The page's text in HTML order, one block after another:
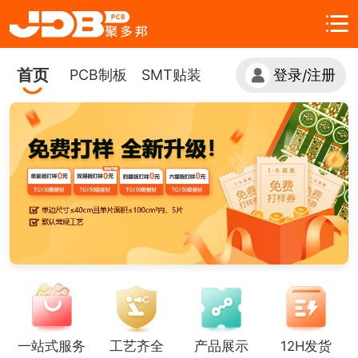
首页 PCB制板 SMT贴装 登录/注册
一站式服务 工艺齐全 产品展示 12H发货